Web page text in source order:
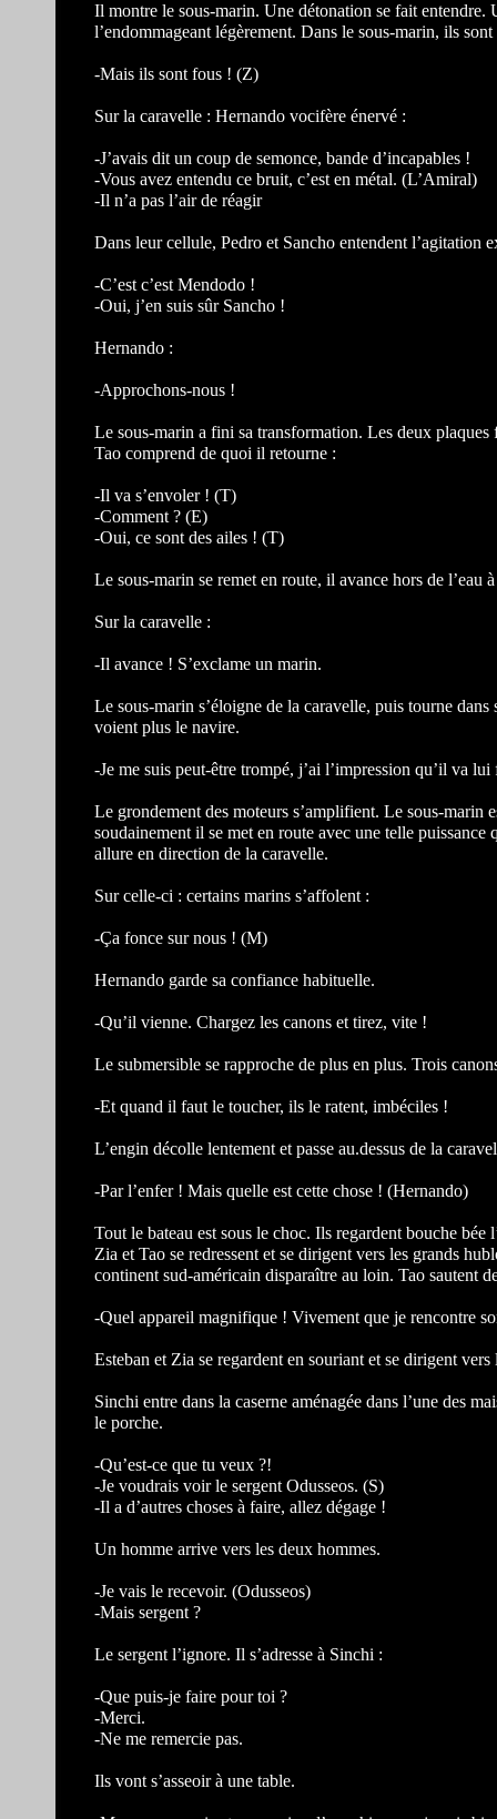
Il montre le sous-marin. Une détonation se fait entendre.
l’endommageant légèrement. Dans le sous-marin, ils
-Mais ils sont fous ! (Z)
Sur la caravelle : Hernando vocifère énervé :
-J’avais dit un coup de semonce, bande d’incapables !
-Vous avez entendu ce bruit, c’est en métal. (L’Amiral)
-Il n’a pas l’air de réagir
Dans leur cellule, Pedro et Sancho entendent l’agitation
-C’est c’est Mendodo !
-Oui, j’en suis sûr Sancho !
Hernando :
-Approchons-nous !
Le sous-marin a fini sa transformation. Les deux
Tao comprend de quoi il retourne :
-Il va s’envoler ! (T)
-Comment ? (E)
-Oui, ce sont des ailes ! (T)
Le sous-marin se remet en route, il avance hors de l’eau
Sur la caravelle :
-Il avance ! S’exclame un marin.
Le sous-marin s’éloigne de la caravelle, puis tourne
voient plus le navire.
-Je me suis peut-être trompé, j’ai l’impression qu’il va
Le grondement des moteurs s’amplifient. Le sous-marin
soudainement il se met en route avec une telle
allure en direction de la caravelle.
Sur celle-ci : certains marins s’affolent :
-Ça fonce sur nous ! (M)
Hernando garde sa confiance habituelle.
-Qu’il vienne. Chargez les canons et tirez, vite !
Le submersible se rapproche de plus en plus. Trois
-Et quand il faut le toucher, ils le ratent, imbéciles !
L’engin décolle lentement et passe au.dessus de la
-Par l’enfer ! Mais quelle est cette chose ! (Hernando)
Tout le bateau est sous le choc. Ils regardent bouche
Zia et Tao se redressent et se dirigent vers les grands
continent sud-américain disparaître au loin. Tao sautent
-Quel appareil magnifique ! Vivement que je rencontre
Esteban et Zia se regardent en souriant et se dirigent vers
Sinchi entre dans la caserne aménagée dans l’une des
le porche.
-Qu’est-ce que tu veux ?!
-Je voudrais voir le sergent Odusseos. (S)
-Il a d’autres choses à faire, allez dégage !
Un homme arrive vers les deux hommes.
-Je vais le recevoir. (Odusseos)
-Mais sergent ?
Le sergent l’ignore. Il s’adresse à Sinchi :
-Que puis-je faire pour toi ?
-Merci.
-Ne me remercie pas.
Ils vont s’asseoir à une table.